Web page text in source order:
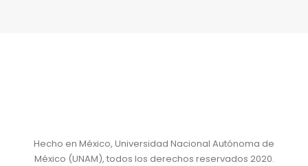
Hecho en México, Universidad Nacional Autónoma de
México (UNAM), todos los derechos reservados 2020.